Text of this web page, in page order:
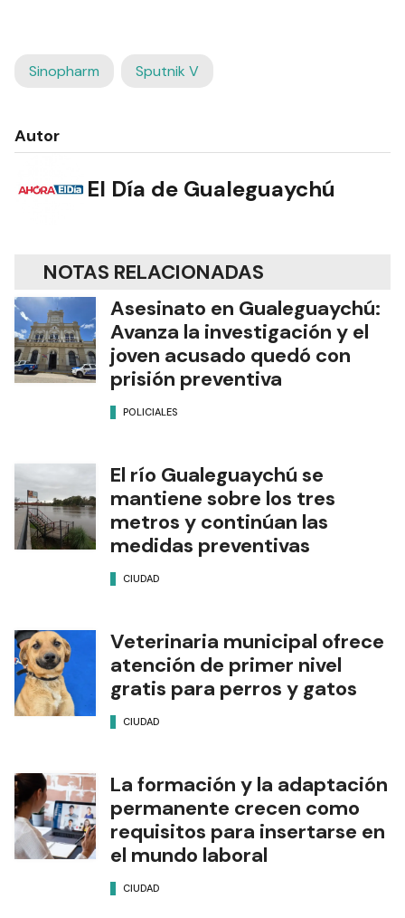
Sinopharm Sputnik V
Autor
El Día de Gualeguaychú
NOTAS RELACIONADAS
Asesinato en Gualeguaychú:
Avanza la investigación y el
joven acusado quedó con
prisión preventiva
POLICIALES
El río Gualeguaychú se
mantiene sobre los tres
metros y continúan las
medidas preventivas
CIUDAD
Veterinaria municipal ofrece
atención de primer nivel
gratis para perros y gatos
CIUDAD
La formación y la adaptación
permanente crecen como
requisitos para insertarse en
el mundo laboral
CIUDAD